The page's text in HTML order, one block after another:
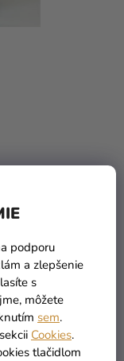
podporu
a zlepšenie
s
môžete
sem.
Cookies.
tlačidlom